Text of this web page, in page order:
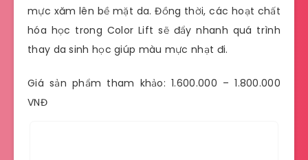
mực xăm lên bề mặt da. Đồng thời, các hoạt chất
hóa học trong Color Lift sẽ đẩy nhanh quá trình
thay da sinh học giúp màu mực nhạt đi.
Giá sản phẩm tham khảo: 1.600.000 – 1.800.000
VNĐ